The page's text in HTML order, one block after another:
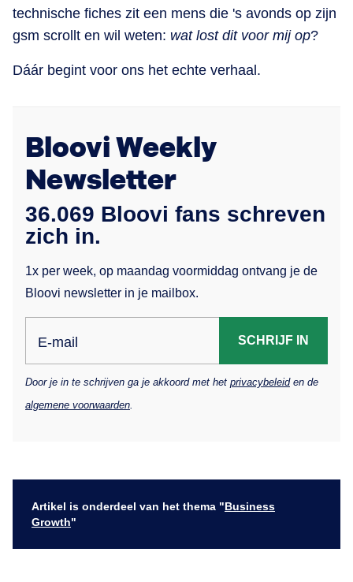
technische fiches zit een mens die 's avonds op zijn
gsm scrollt en wil weten: wat lost dit voor mij op?
Dáár begint voor ons het echte verhaal.
Bloovi Weekly
Newsletter
36.069 Bloovi fans schreven
zich in.
1x per week, op maandag voormiddag ontvang je de
Bloovi newsletter in je mailbox.
E-mail SCHRIJF IN
Door je in te schrijven ga je akkoord met het privacybeleiden de
algemene voorwaarden
Artikel is onderdeel van het thema "Business
Growth"